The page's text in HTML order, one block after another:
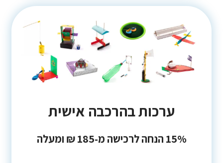
ערכות בהרכבה אישית
15% הנחה לרכישה מ-185 ₪ ומעלה